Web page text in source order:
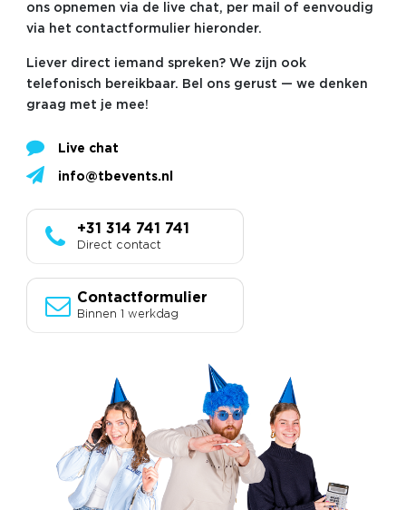
ons opnemen via de live chat, per mail of eenvoudig
via het contactformulier hieronder.
Liever direct iemand spreken? We zijn ook
telefonisch bereikbaar. Bel ons gerust — we denken
graag met je mee!
Live chat
info@tbevents.nl
+31 314 741 741
Direct contact
Contactformulier
Binnen 1 werkdag